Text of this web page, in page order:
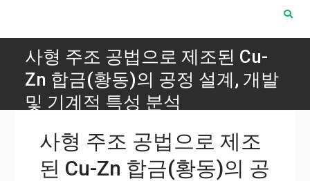
사형 주조 공법으로 제조된 Cu-
Zn 합금(황동)의 공정 설계, 개발
및 기계적 특성 분석
사형 주조 공법으로 제조된 Cu-Zn 합금(황동)의 공정 설계, 개
발 및 기계적 특성 분석
사형 주조 공법으로 제조
된 Cu-Zn 합금(황동)의 공